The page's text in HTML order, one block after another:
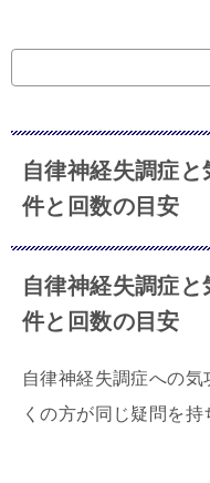
索
自律神経失調症
件と回数の目安
自律神経失調症
件と回数の目安
自律神経失調症への
くの方が同じ疑問を持